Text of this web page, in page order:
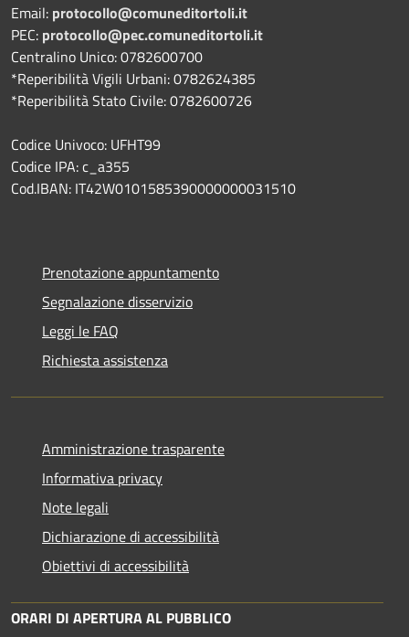
Email: protocollo@comuneditortoli.it
PEC: protocollo@pec.comuneditortoli.it
Centralino Unico: 0782600700
*Reperibilità Vigili Urbani: 0782624385
*Reperibilità Stato Civile: 0782600726
Codice Univoco: UFHT99
Codice IPA: c_a355
Cod.IBAN: IT42W0101585390000000031510
Prenotazione appuntamento
Segnalazione disservizio
Leggi le FAQ
Richiesta assistenza
Amministrazione trasparente
Informativa privacy
Note legali
Dichiarazione di accessibilità
Obiettivi di accessibilità
ORARI DI APERTURA AL PUBBLICO